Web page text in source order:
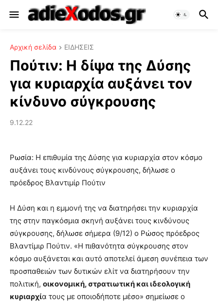
Αρχική σελίδα ΕΙΔΗΣΕΙΣ
Πούτιν: Η δίψα της Δύσης
για κυριαρχία αυξάνει τον
κίνδυνο σύγκρουσης
9.12.22
Ρωσία: Η επιθυμία της Δύσης για κυριαρχία στον κόσμο
αυξάνει τους κινδύνους σύγκρουσης, δήλωσε ο
πρόεδρος Βλαντιμίρ Πούτιν
Η Δύση και η εμμονή της να διατηρήσει την κυριαρχία
της στην παγκόσμια σκηνή αυξάνει τους κινδύνους
σύγκρουσης, δήλωσε σήμερα (9/12) ο Ρώσος πρόεδρος
Βλαντίμιρ Πούτιν. «Η πιθανότητα σύγκρουσης στον
κόσμο αυξάνεται και αυτό αποτελεί άμεση συνέπεια των
προσπαθειών των δυτικών ελίτ να διατηρήσουν την
πολιτική, οικονομική, στρατιωτική και ιδεολογική
κυριαρχία τους με οποιοδήποτε μέσο» σημείωσε ο